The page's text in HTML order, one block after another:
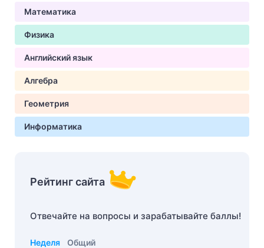
Математика
Физика
Английский язык
Алгебра
Геометрия
Информатика
Рейтинг сайта
Отвечайте на вопросы и зарабатывайте баллы!
Неделя Общий